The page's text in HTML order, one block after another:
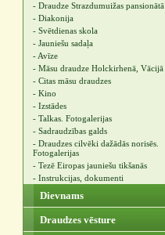
- Draudze Strazdumuižas pansionātā
- Diakonija
- Svētdienas skola
- Jauniešu sadaļa
- Avīze
- Māsu draudze Holckirhenā, Vācijā
- Citas māsu draudzes
- Kino
- Izstādes
- Talkas. Fotogalerijas
- Sadraudzības galds
- Draudzes cilvēki dažādās norisēs.
Fotogalerijas
- Tezē Eiropas jauniešu tikšanās
- Instrukcijas, dokumenti
Dievnams
Draudzes vēsture